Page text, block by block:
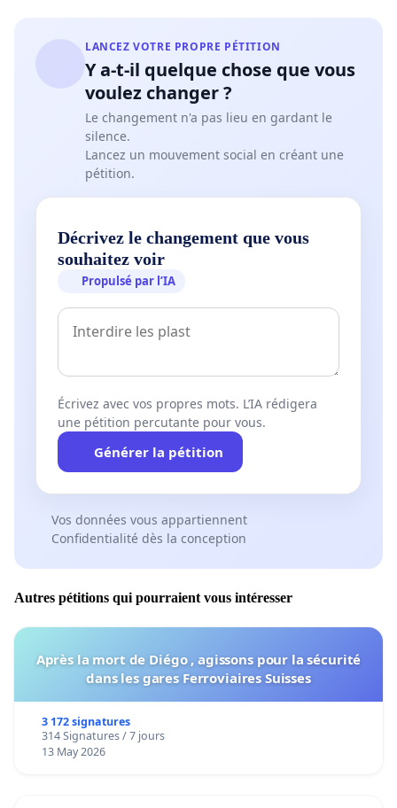
LANCEZ VOTRE PROPRE PÉTITION
Y a-t-il quelque chose que vous
voulez changer ?
Le changement n'a pas lieu en gardant le
silence.
Lancez un mouvement social en créant une
pétition.
Décrivez le changement que vous
souhaitez voir
Propulsé par l’IA
Écrivez avec vos propres mots. L’IA rédigera
une pétition percutante pour vous.
Générer la pétition
Vos données vous appartiennent
Confidentialité dès la conception
Autres pétitions qui pourraient vous intéresser
Après la mort de Diégo , agissons pour la sécurité
dans les gares Ferroviaires Suisses
3 172 signatures
314 Signatures / 7 jours
13 May 2026